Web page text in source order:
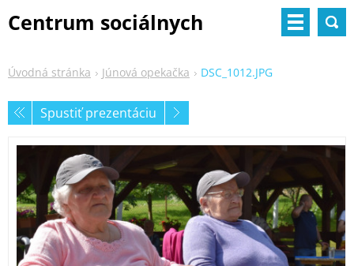
Centrum sociálnych
Úvodná stránka Júnová opekačka DSC_1012.JPG
Spustiť prezentáciu